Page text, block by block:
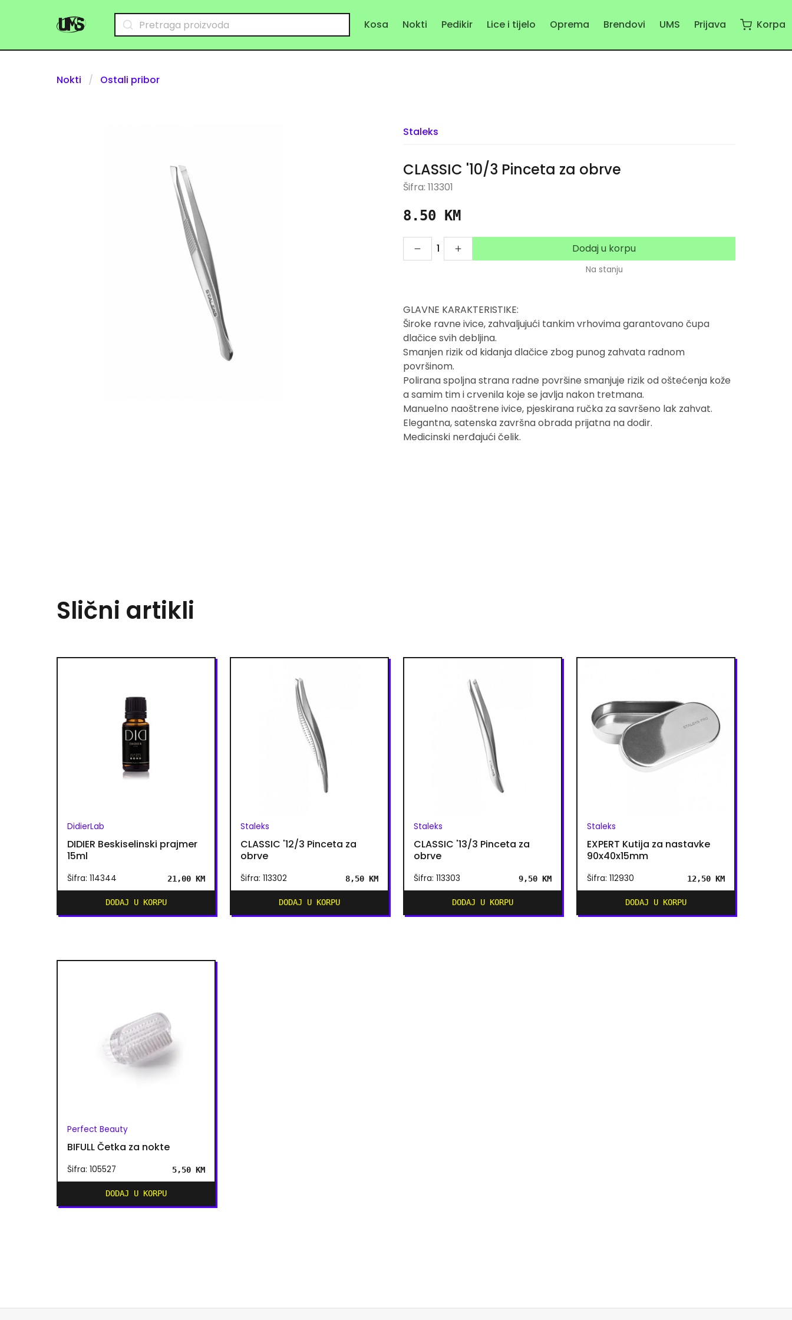
Kosa Nokti Pedikir Lice i tijelo Oprema Brendovi UMS Prijava Korpa
Nokti Ostali pribor
Staleks
CLASSIC '10/3 Pinceta za obrve
Šifra: 113301
8.50 KM
1 Dodaj u korpu
Na stanju
GLAVNE KARAKTERISTIKE:
Široke ravne ivice, zahvaljujući tankim vrhovima garantovano čupa
dlačice svih debljina.
Smanjen rizik od kidanja dlačice zbog punog zahvata radnom
površinom.
Polirana spoljna strana radne površine smanjuje rizik od oštećenja kože
a samim tim i crvenila koje se javlja nakon tretmana.
Manuelno naoštrene ivice, pjeskirana ručka za savršeno lak zahvat.
Elegantna, satenska završna obrada prijatna na dodir.
Medicinski nerđajući čelik.
Slični artikli
DidierLab
DIDIER Beskiselinski prajmer
15ml
Šifra: 114344 21,00 KM
DODAJ U KORPU
Staleks
CLASSIC '12/3 Pinceta za
obrve
Šifra: 113302 8,50 KM
DODAJ U KORPU
Staleks
CLASSIC '13/3 Pinceta za
obrve
Šifra: 113303 9,50 KM
DODAJ U KORPU
Staleks
EXPERT Kutija za nastavke
90x40x15mm
Šifra: 112930 12,50 KM
DODAJ U KORPU
Perfect Beauty
BIFULL Četka za nokte
Šifra: 105527 5,50 KM
DODAJ U KORPU